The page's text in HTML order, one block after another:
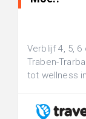
Verblijf 4, 5,
Traben-
tot wellness